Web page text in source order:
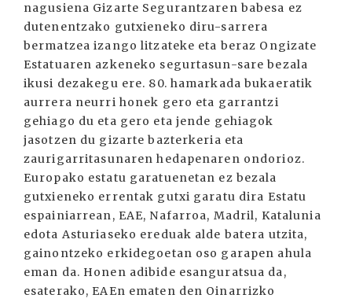
nagusiena Gizarte Segurantzaren babesa ez
dutenentzako gutxieneko diru-sarrera
bermatzea izango litzateke eta beraz Ongizate
Estatuaren azkeneko segurtasun-sare bezala
ikusi dezakegu ere. 80. hamarkada bukaeratik
aurrera neurri honek gero eta garrantzi
gehiago du eta gero eta jende gehiagok
jasotzen du gizarte bazterkeria eta
zaurigarritasunaren hedapenaren ondorioz.
Europako estatu garatuenetan ez bezala
gutxieneko errentak gutxi garatu dira Estatu
espainiarrean, EAE, Nafarroa, Madril, Katalunia
edota Asturiaseko ereduak alde batera utzita,
gainontzeko erkidegoetan oso garapen ahula
eman da. Honen adibide esanguratsua da,
esaterako, EAEn ematen den Oinarrizko